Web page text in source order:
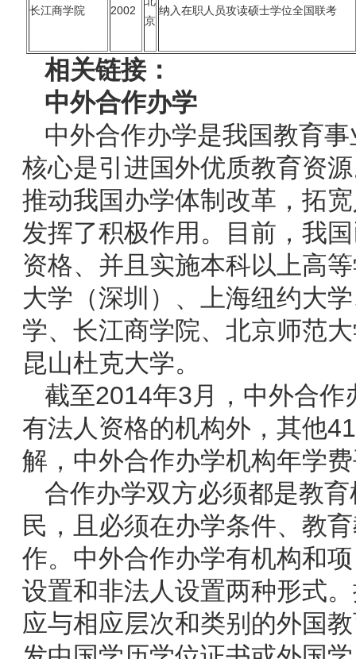
长江商学院 2002
京
纳入在职人员攻读硕士学位全国联考
相关链接：
中外合作办学
中外合作办学是我国教育
核心是引进国外优质教育资
推动我国办学体制改革，拓
发挥了积极作用。目前，我
资格、并且实施本科以上高
大学（深圳）、上海纽约大
学、长江商学院、北京师范
昆山杜克大学。
截至2014年3月，中外合
有法人资格的机构外，其他
解，中外合作办学机构年学
合作办学双方必须都是教
民，且必须在办学条件、教
作。中外合作办学有机构和
设置和非法人设置两种形式
应与相应层次和类别的外国